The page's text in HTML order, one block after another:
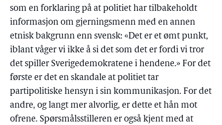
som en forklaring på at politiet har tilbakeholdt
informasjon om gjerningsmenn med en annen
etnisk bakgrunn enn svensk: «Det er et ømt punkt,
iblant våger vi ikke å si det som det er fordi vi tror
det spiller Sverigedemokratene i hendene.» For det
første er det en skandale at politiet tar
partipolitiske hensyn i sin kommunikasjon. For det
andre, og langt mer alvorlig, er dette et hån mot
ofrene. Spørsmålsstilleren er også kjent med at